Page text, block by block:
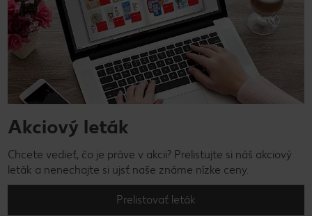
Akciový leták
Chcete vedieť, čo je práve v akcii? Prelistujte si náš akciový
leták a nenechajte si ujsť naše známe nízke ceny.
Prelistovať leták